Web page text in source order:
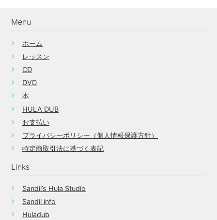
Menu
ホーム
レッスン
CD
DVD
本
HULA DUB
お支払い
プライバシーポリシー（個人情報保護方針）
特定商取引法に基づく表記
Links
Sandii’s Hula Studio
Sandii info
Huladub